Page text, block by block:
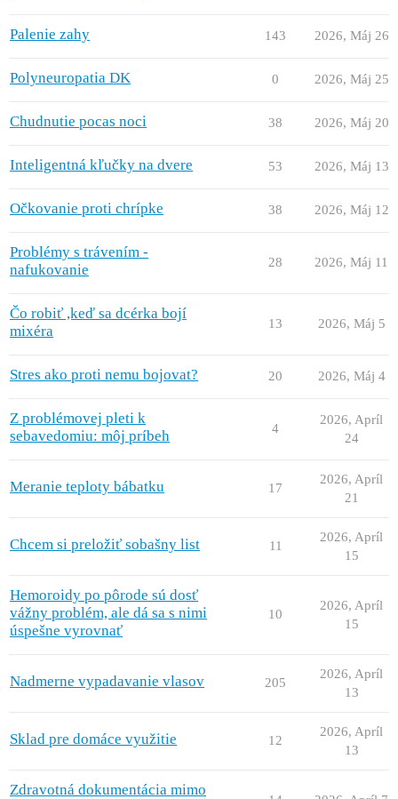
Palenie zahy 143 2026, Máj 26
Polyneuropatia DK 0 2026, Máj 25
Chudnutie pocas noci 38 2026, Máj 20
Inteligentná kľučky na dvere 53 2026, Máj 13
Očkovanie proti chrípke 38 2026, Máj 12
Problémy s trávením -
nafukovanie
28 2026, Máj 11
Čo robiť ,keď sa dcérka bojí
mixéra
13 2026, Máj 5
Stres ako proti nemu bojovat? 20 2026, Máj 4
Z problémovej pleti k
sebavedomiu: môj príbeh
4
2026, Apríl
24
Meranie teploty bábatku 17
2026, Apríl
21
Chcem si preložiť sobašny list 11
2026, Apríl
15
Hemoroidy po pôrode sú dosť
vážny problém, ale dá sa s nimi
úspešne vyrovnať
10
2026, Apríl
15
Nadmerne vypadavanie vlasov 205
2026, Apríl
13
Sklad pre domáce využitie 12
2026, Apríl
13
Zdravotná dokumentácia mimo